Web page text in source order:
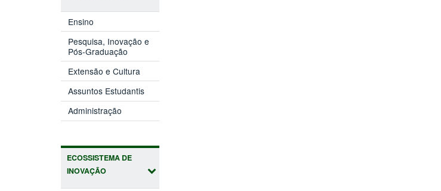
Ensino
em
nova
janela)
Pesquisa, Inovação e
Pós-Graduação (abre
em
nova
janela)
Extensão e Cultura
em
nova
janela)
Assuntos Estudantis(abre
em
janela)
Administração
em
ECOSSISTEMA DE
INOVAÇÃO